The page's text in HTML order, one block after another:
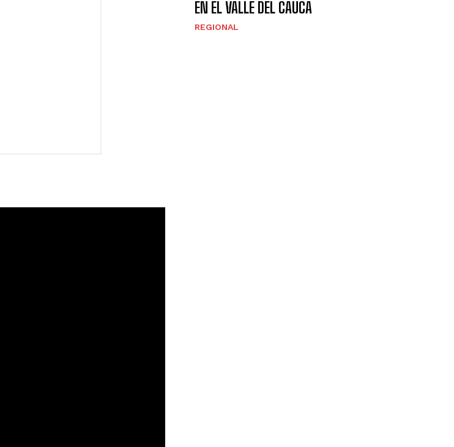
EN EL VALLE DEL CAUCA
REGIONAL